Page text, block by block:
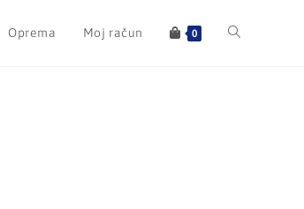
Oprema Moj račun 0